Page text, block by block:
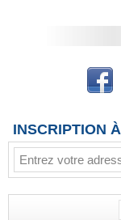
INSCRIPTION